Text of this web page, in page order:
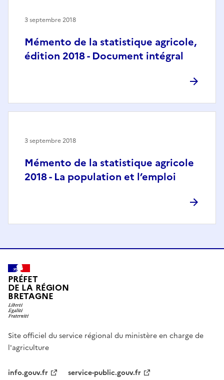
Mémento de la statistique agricole,
édition 2018 - Document intégral
3 septembre 2018
Mémento de la statistique agricole
2018 - La population et l’emploi
3 septembre 2018
PRÉFET
DE LA RÉGION
BRETAGNE
Site officiel du service régional du ministère en charge de
l'agriculture
info.gouv.fr service-public.gouv.fr